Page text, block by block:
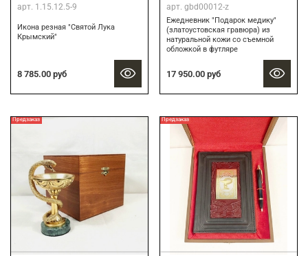
арт. 1.15.12.5-9
Икона резная "Святой Лука
Крымский"
8 785.00 руб
арт. gbd00012-z
Ежедневник "Подарок медику"
(златоустовская гравюра) из
натуральной кожи со съемной
обложкой в футляре
17 950.00 руб
Предзаказ Предзаказ